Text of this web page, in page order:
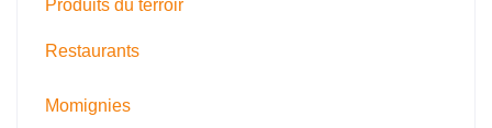
Produits du terroir
Restaurants
Momignies